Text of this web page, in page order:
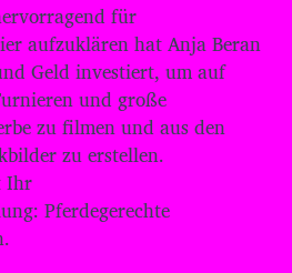
für
aufzuklären hat Anja Beran
Geld investiert, um auf
und große
zu filmen und aus den
zu erstellen.
Ihr
Pferdegerechte